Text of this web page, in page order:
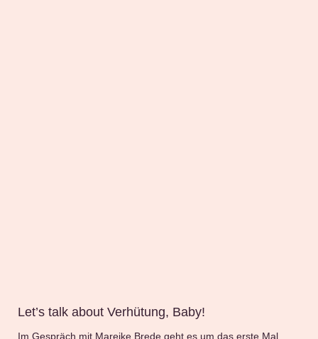
Let’s talk about Verhütung, Baby!
Im Gespräch mit Mareike Brede geht es um das erste Mal